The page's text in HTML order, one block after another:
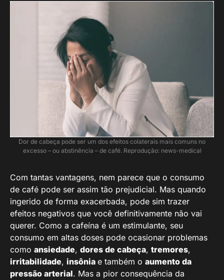
Dor de cabeça pode ser um dos efeitos colaterais mais comuns no
excesso – ou abstinência – de café. Reprodução: news-medical
Com tantas vantagens, nem parece que o consumo
de café pode ser assim tão prejudicial. Mas quando
ingerido de forma exacerbada, pode sim trazer
efeitos negativos que você definitivamente não vai
querer. Como a cafeína é um estimulante, seu
consumo em altas doses pode ocasionar problemas
como ansiedade, dores de cabeça, tremores,
irritabilidade, insônia e também o aumento da
pressão arterial. Mas a pior consequência da